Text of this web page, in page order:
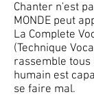
Chanter n'est
MONDE peut
La Complete
(Technique
rassemble tous
humain est
se faire mal.